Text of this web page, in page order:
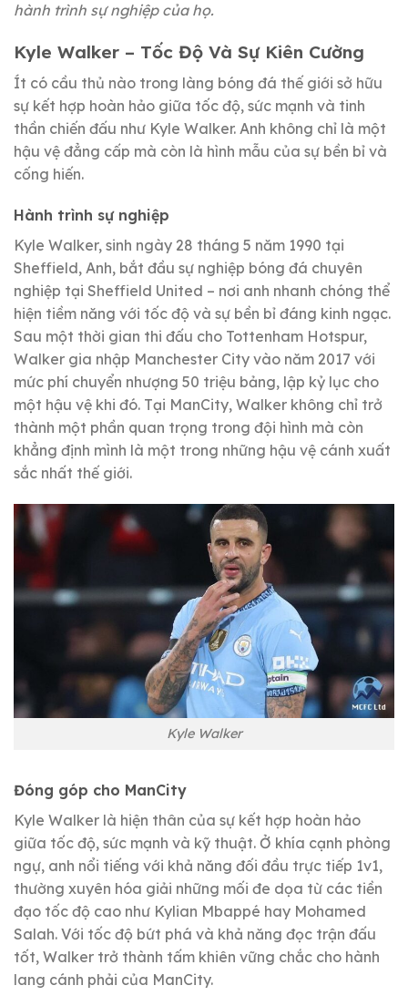
hành trình sự nghiệp của họ.
Kyle Walker – Tốc Độ Và Sự Kiên Cường
Ít có cầu thủ nào trong làng bóng đá thế giới sở hữu
sự kết hợp hoàn hảo giữa tốc độ, sức mạnh và tinh
thần chiến đấu như Kyle Walker. Anh không chỉ là một
hậu vệ đẳng cấp mà còn là hình mẫu của sự bền bỉ và
cống hiến.
Hành trình sự nghiệp
Kyle Walker, sinh ngày 28 tháng 5 năm 1990 tại
Sheffield, Anh, bắt đầu sự nghiệp bóng đá chuyên
nghiệp tại Sheffield United – nơi anh nhanh chóng thể
hiện tiềm năng với tốc độ và sự bền bỉ đáng kinh ngạc.
Sau một thời gian thi đấu cho Tottenham Hotspur,
Walker gia nhập Manchester City vào năm 2017 với
mức phí chuyển nhượng 50 triệu bảng, lập kỷ lục cho
một hậu vệ khi đó. Tại ManCity, Walker không chỉ trở
thành một phần quan trọng trong đội hình mà còn
khẳng định mình là một trong những hậu vệ cánh xuất
sắc nhất thế giới.
Kyle Walker
Đóng góp cho ManCity
Kyle Walker là hiện thân của sự kết hợp hoàn hảo
giữa tốc độ, sức mạnh và kỹ thuật. Ở khía cạnh phòng
ngự, anh nổi tiếng với khả năng đối đầu trực tiếp 1v1,
thường xuyên hóa giải những mối đe dọa từ các tiền
đạo tốc độ cao như Kylian Mbappé hay Mohamed
Salah. Với tốc độ bứt phá và khả năng đọc trận đấu
tốt, Walker trở thành tấm khiên vững chắc cho hành
lang cánh phải của ManCity.